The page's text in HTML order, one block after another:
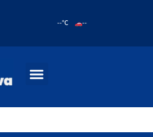
--°C --